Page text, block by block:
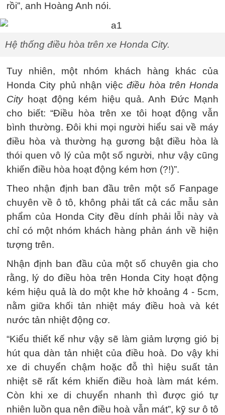
rồi”, anh Hoàng Anh nói.
Hệ thống điều hòa trên xe Honda City.
Tuy nhiên, một nhóm khách hàng khác của
Honda City phủ nhận việcđiều hòa trên Honda
Cityhoạt động kém hiệu quả. Anh Đức Mạnh
cho biết: “Điều hòa trên xe tôi hoạt động vẫn
bình thường. Đôi khi mọi người hiểu sai về máy
điều hòa và thường hạ gương bật điều hòa là
thói quen vô lý của một số người, như vậy cũng
khiến điều hòa hoạt động kém hơn (?!)”.
Theo nhận định ban đầu trên một số Fanpage
chuyên về ô tô, không phải tất cả các mẫu sản
phẩm của Honda City đều dính phải lỗi này và
chỉ có một nhóm khách hàng phản ánh về hiện
tượng trên.
Nhận định ban đầu của một số chuyên gia cho
rằng, lý do điều hòa trên Honda City hoạt động
kém hiệu quả là do một khe hở khoảng 4 - 5cm,
nằm giữa khối tản nhiệt máy điều hoà và két
nước tản nhiệt động cơ.
“Kiểu thiết kế như vậy sẽ làm giảm lượng gió bị
hút qua dàn tản nhiệt của điều hoà. Do vậy khi
xe di chuyển chậm hoặc đỗ thì hiệu suất tản
nhiệt sẽ rất kém khiến điều hoà làm mát kém.
Còn khi xe di chuyển nhanh thì được gió tự
nhiên luồn qua nên điều hoà vẫn mát”, kỹ sư ô tô